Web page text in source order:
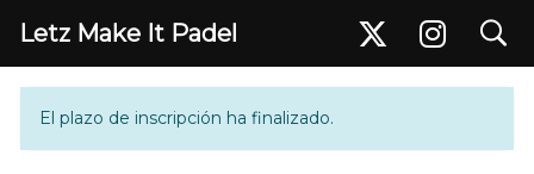
Letz Make It Padel search
Inscripción
El plazo de inscripción ha finalizado.